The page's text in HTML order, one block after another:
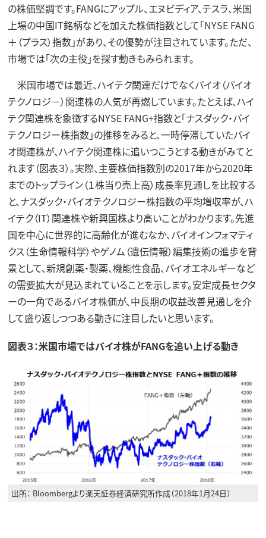
の株価堅調です。FANGにアップル、エヌビディア、テスラ、米国
上場の中国IT銘柄などを加えた株価指数として「NYSE FANG
＋（プラス）指数」があり、その優勢が注目されています。ただ、
市場では「次の主役」を探す動きもみられます。
米国市場では最近、ハイテク関連だけでなくバイオ（バイオ
テクノロジ－）関連株の人気が再燃しています。たとえば、ハイ
テク関連株を象徴するNYSE FANG+指数と「ナスダック・バイ
テクノロジー株指数」の推移をみると、一時停滞していたバイ
オ関連株が、ハイテク関連株に追いつこうとする動きがみてと
れます（図表３）。実際、主要株価指数別の2017年から2020年
までのトップライン（１株当り売上高）成長率見通しを比較する
と、ナスダック・バイオテクノロジー株指数の平均増収率が、ハ
イテク（IT）関連株や新興国株より高いことがわかります。先進
国を中心に世界的に高齢化が進むなか、バイオインフォマティ
クス（生命情報科学）やゲノム（遺伝情報）編集技術の進歩を背
景として、新規創薬・製薬、機能性食品、バイオエネルギーなど
の需要拡大が見込まれていることを示します。安定成長セクタ
ーの一角であるバイオ株価が、中長期の収益改善見通しを介
して盛り返しつつある動きに注目したいと思います。
図表３：米国市場ではバイオ株がFANGを追い上げる動き
出所： Bloombergより楽天証券経済研究所作成（2018年1月24日）